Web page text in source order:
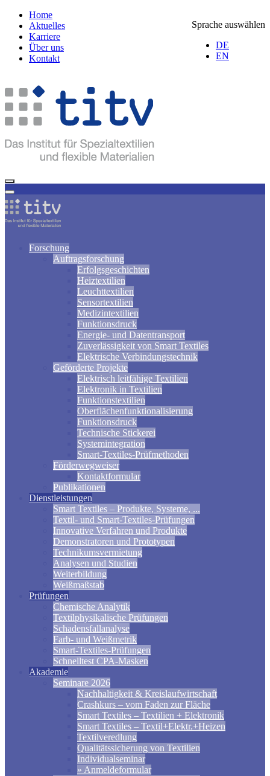
Sprache auswählen
DE
EN
Home
Aktuelles
Karriere
Über uns
Kontakt
Forschung
Auftragsforschung
Erfolgsgeschichten
Heiztextilien
Leuchttextilien
Sensortextilien
Medizintextilien
Funktionsdruck
Energie- und Datentransport
Zuverlässigkeit von Smart Textiles
Elektrische Verbindungstechnik
Geförderte Projekte
Elektrisch leitfähige Textilien
Elektronik in Textilien
Funktionstextilien
Oberflächenfunktionalisierung
Funktionsdruck
Technische Stickerei
Systemintegration
Smart-Textiles-Prüfmethoden
Förderwegweiser
Kontaktformular
Publikationen
Dienstleistungen
Smart Textiles – Produkte, Systeme, ...
Textil- und Smart-Textiles-Prüfungen
Innovative Verfahren und Produkte
Demonstratoren und Prototypen
Technikumsvermietung
Analysen und Studien
Weiterbildung
Weißmaßstab
Prüfungen
Chemische Analytik
Textilphysikalische Prüfungen
Schadensfallanalyse
Farb- und Weißmetrik
Smart-Textiles-Prüfungen
Schnelltest CPA-Masken
Akademie
Seminare 2026
Nachhaltigkeit & Kreislaufwirtschaft
Crashkurs – vom Faden zur Fläche
Smart Textiles – Textilien + Elektronik
Smart Textiles – Textil+Elektr.+Heizen
Textilveredlung
Qualitätssicherung von Textilien
Individualseminar
» Anmeldeformular